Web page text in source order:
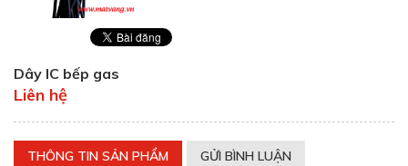
Dây IC bếp gas
Liên hệ
THÔNG TIN SẢN PHẨM GỬI BÌNH LUẬN